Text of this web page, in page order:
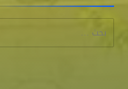
البحث عن: